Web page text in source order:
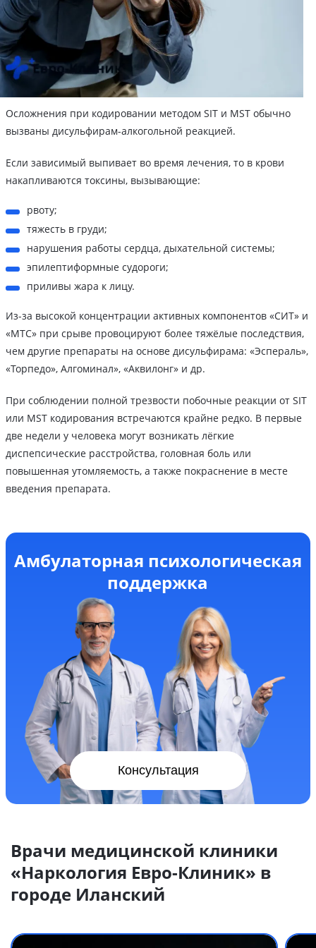
Осложнения при кодировании методом SIT и MST обычно
вызваны дисульфирам-алкогольной реакцией.
Если зависимый выпивает во время лечения, то в крови
накапливаются токсины, вызывающие:
рвоту;
тяжесть в груди;
нарушения работы сердца, дыхательной системы;
эпилептиформные судороги;
приливы жара к лицу.
Из-за высокой концентрации активных компонентов «СИТ» и
«МТС» при срыве провоцируют более тяжёлые последствия,
чем другие препараты на основе дисульфирама: «Эспераль»,
«Торпедо», Алгоминал», «Аквилонг» и др.
При соблюдении полной трезвости побочные реакции от SIT
или MST кодирования встречаются крайне редко. В первые
две недели у человека могут возникать лёгкие
диспепсические расстройства, головная боль или
повышенная утомляемость, а также покраснение в месте
введения препарата.
Амбулаторная психологическая
поддержка
Консультация
Врачи медицинской клиники
«Наркология Евро-Клиник» в
городе Иланский